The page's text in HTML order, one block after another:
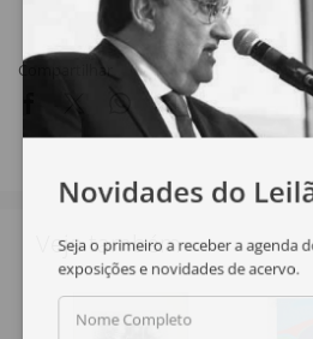
Compartilhar
Veja também
Novidades do
Seja o primeiro a receber a agenda
exposições e novidades de acervo.
Nome Completo